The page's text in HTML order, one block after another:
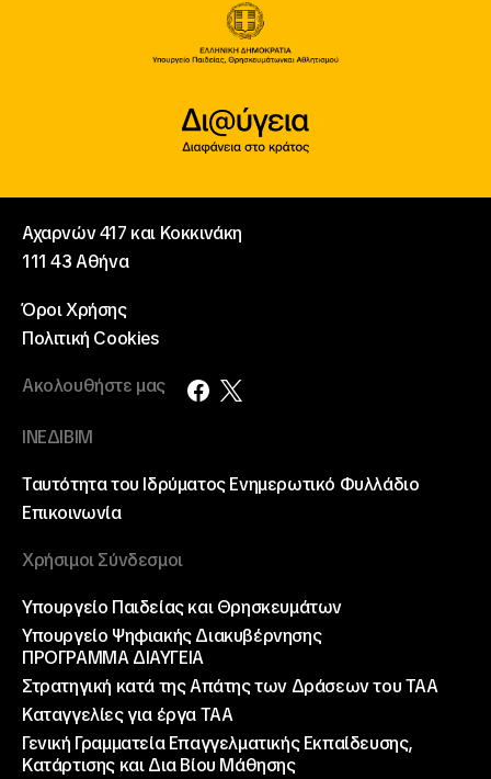
Αχαρνών 417 και Κοκκινάκη
111 43 Αθήνα
Όροι Χρήσης
Πολιτική Cookies
Ακολουθήστε μας
ΙΝΕΔΙΒΙΜ
Ταυτότητα του ΙδρύματοςΕνημερωτικό Φυλλάδιο
Επικοινωνία
Χρήσιμοι Σύνδεσμοι
Υπουργείο Παιδείας και Θρησκευμάτων
Υπουργείο Ψηφιακής Διακυβέρνησης
ΠΡΟΓΡΑΜΜΑ ΔΙΑΥΓΕΙΑ
Στρατηγική κατά της Απάτης των Δράσεων του ΤΑΑ
Καταγγελίες για έργα ΤΑΑ
Γενική Γραμματεία Επαγγελματικής Εκπαίδευσης,
Κατάρτισης και Δια Βίου Μάθησης